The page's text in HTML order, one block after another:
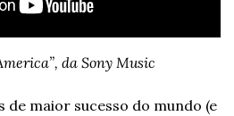
da Sony Music
de maior sucesso do mundo (e